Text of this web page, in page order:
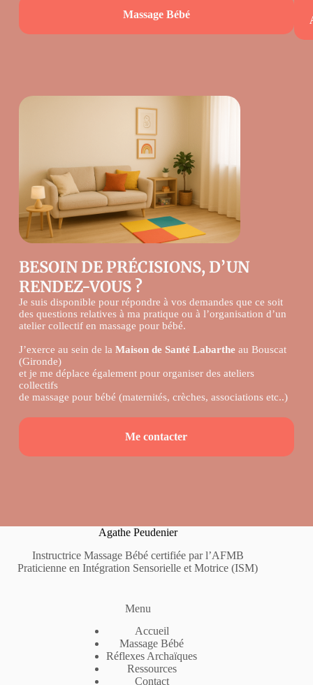
Massage Bébé
BESOIN DE PRÉCISIONS, D’UN
RENDEZ-VOUS ?
Je suis disponible pour répondre à vos demandes que ce soit
des questions relatives à ma pratique ou à l’organisation d’un
atelier collectif en massage pour bébé.
J’exerce au sein de la Maison de Santé Labartheau Bouscat
(Gironde)
et je me déplace également pour organiser des ateliers
collectifs
de massage pour bébé (maternités, crèches, associations etc..)
Me contacter
Agathe Peudenier
Instructrice Massage Bébé certifiée par l’AFMB
Praticienne en Intégration Sensorielle et Motrice (ISM)
Menu
Accueil
Massage Bébé
Réflexes Archaïques
Ressources
Contact